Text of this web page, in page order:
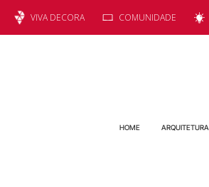
VIVA DECORA COMUNIDADE
HOME ARQUITETURA